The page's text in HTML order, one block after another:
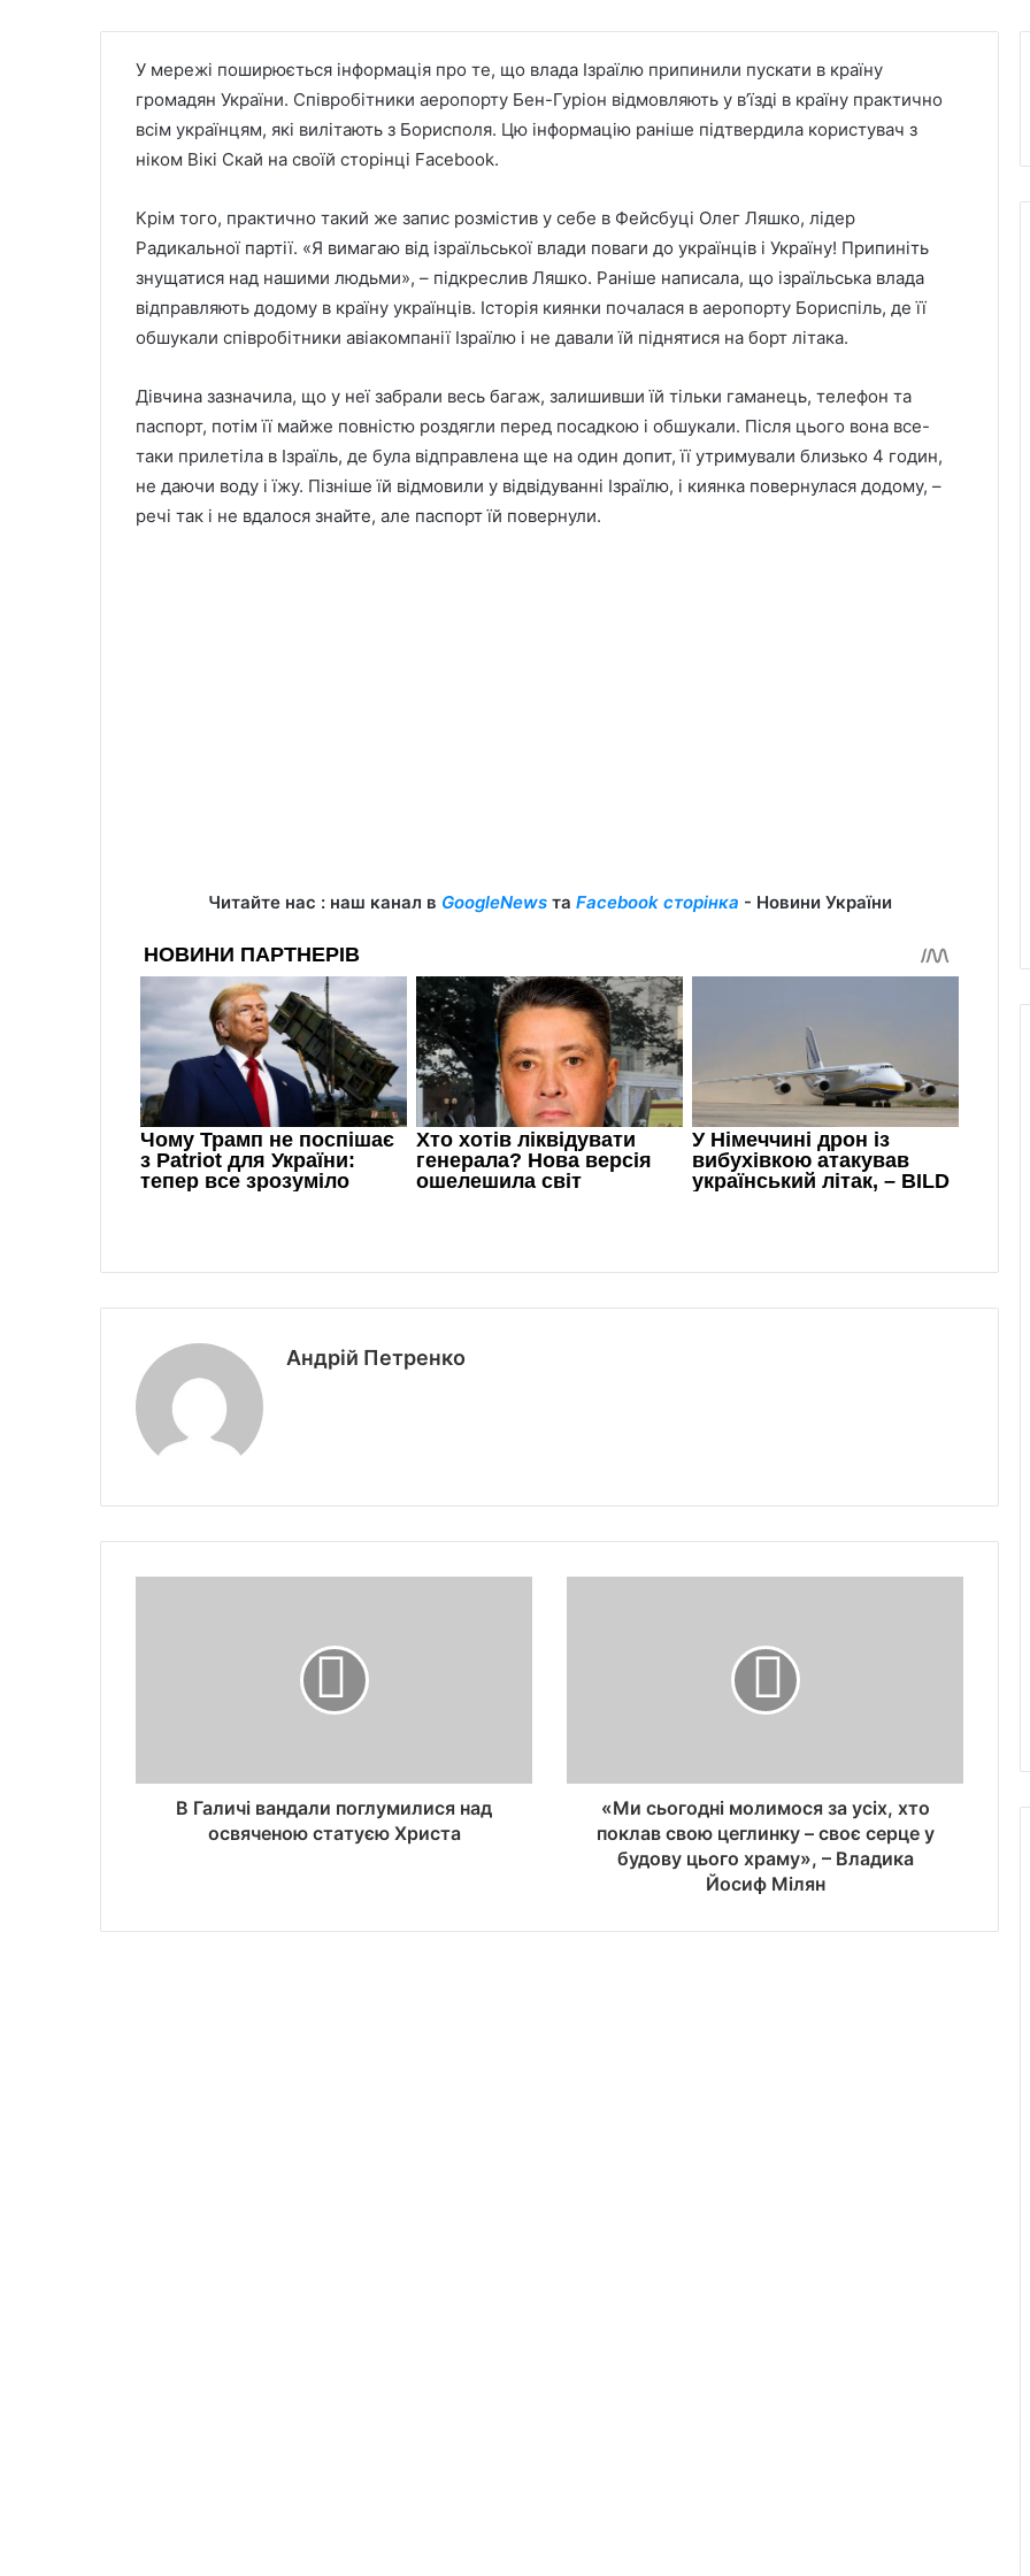
У мережі поширюється інформація про те, що влада Ізраїлю припинили пускати в країну
громадян України. Співробітники аеропорту Бен-Гуріон відмовляють у в’їзді в країну практично
всім українцям, які вилітають з Борисполя. Цю інформацію раніше підтвердила користувач з
ніком Вікі Скай на своїй сторінці Facebook.
Крім того, практично такий же запис розмістив у себе в Фейсбуці Олег Ляшко, лідер
Радикальної партії. «Я вимагаю від ізраїльської влади поваги до українців і Україну! Припиніть
знущатися над нашими людьми», – підкреслив Ляшко. Раніше написала, що ізраїльська влада
відправляють додому в країну українців. Історія киянки почалася в аеропорту Бориспіль, де її
обшукали співробітники авіакомпанії Ізраїлю і не давали їй піднятися на борт літака.
Дівчина зазначила, що у неї забрали весь багаж, залишивши їй тільки гаманець, телефон та
паспорт, потім її майже повністю роздягли перед посадкою і обшукали. Після цього вона все-
таки прилетіла в Ізраїль, де була відправлена ще на один допит, її утримували близько 4 годин,
не даючи воду і їжу. Пізніше їй відмовили у відвідуванні Ізраїлю, і киянка повернулася додому, –
речі так і не вдалося знайте, але паспорт їй повернули.
Читайте нас : наш канал в GoogleNewsта Facebook сторінка - Новини України
Андрій Петренко
В Галичі вандали поглумилися над
освяченою статуєю Христа
«Ми сьогодні молимося за усіх, хто
поклав свою цеглинку – своє серце у
будову цього храму», – Владика
Йосиф Мілян